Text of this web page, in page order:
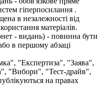
гіперпосилання .
в незалежності від
матеріалів.
- видань) - повинна бути
в першому абзаці
"Експертиза", "Заява",
"Вибори", "Тест-драйв",
на правах